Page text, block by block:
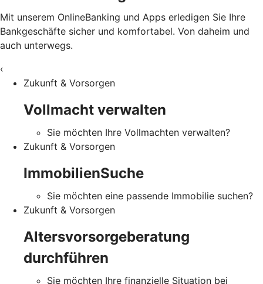
Mit unserem OnlineBanking und Apps erledigen Sie Ihre
Bankgeschäfte sicher und komfortabel. Von daheim und
auch unterwegs.
‹
Zukunft & Vorsorgen
Vollmacht verwalten
Sie möchten Ihre Vollmachten verwalten?
Zukunft & Vorsorgen
ImmobilienSuche
Sie möchten eine passende Immobilie suchen?
Zukunft & Vorsorgen
Altersvorsorgeberatung
durchführen
Sie möchten Ihre finanzielle Situation bei